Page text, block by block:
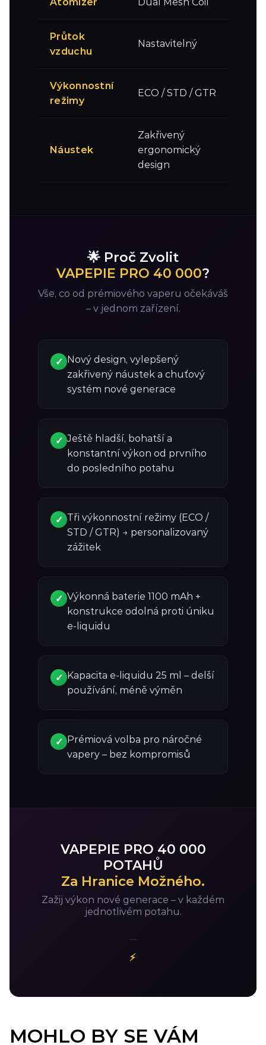
Atomizér Dual Mesh Coil
Průtok
vzduchu
Nastavitelný
Výkonnostní
režimy
ECO / STD / GTR
Náustek
Zakřivený
ergonomický
design
🌟 Proč Zvolit
VAPEPIE PRO 40 000?
Vše, co od prémiového vaperu očekáváš
– v jednom zařízení.
✓ Nový design, vylepšený
zakřivený náustek a chuťový
systém nové generace
✓ Ještě hladší, bohatší a
konstantní výkon od prvního
do posledního potahu
✓ Tři výkonnostní režimy (ECO /
STD / GTR) → personalizovaný
zážitek
✓ Výkonná baterie 1100 mAh +
konstrukce odolná proti úniku
e-liquidu
✓ Kapacita e-liquidu 25 ml – delší
používání, méně výměn
✓ Prémiová volba pro náročné
vapery – bez kompromisů
VAPEPIE PRO 40 000
POTAHŮ
Za Hranice Možného.
Zažij výkon nové generace – v každém
jednotlivém potahu.
⚡
MOHLO BY SE VÁM